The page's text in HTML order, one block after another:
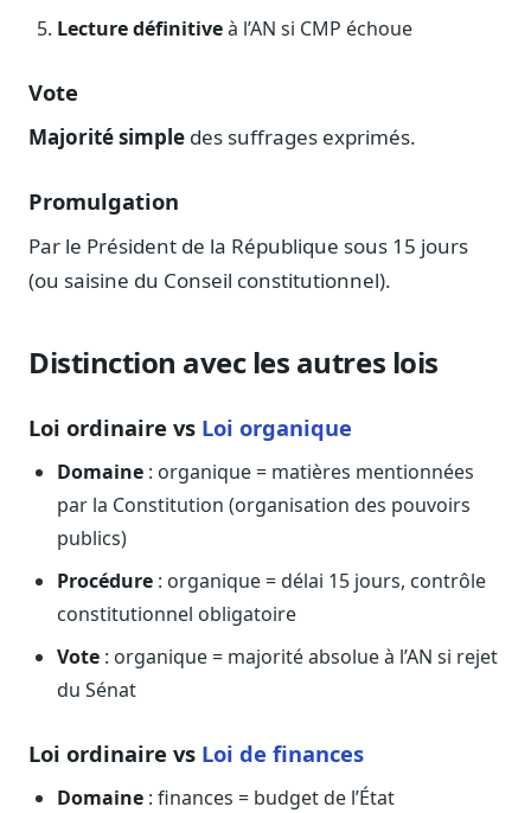
Qui sommes-nous
Charte IA
Fiabilité, souveraineté, sobriété
Hébergement européen, RGPD
Presse
Lecture définitiveà l’AN si CMP échoue
Vote
Majorité simple des suffrages exprimés.
Promulgation
Par le Président de la République sous 15 jours
(ou saisine du Conseil constitutionnel).
Distinction avec les autres lois
Loi ordinaire vs Loi organique
Domaine : organique = matières mentionnées
par la Constitution (organisation des pouvoirs
publics)
Procédure : organique = délai 15 jours, contrôle
constitutionnel obligatoire
Vote : organique = majorité absolue à l’AN si rejet
du Sénat
Loi ordinaire vs Loi de finances
Domaine : finances = budget de l’État